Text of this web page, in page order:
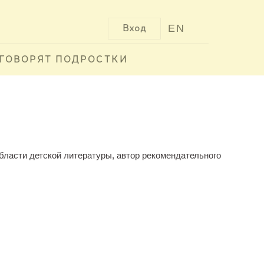
EN
Вход
ГОВОРЯТ ПОДРОСТКИ
детской литературы, автор рекомендательного